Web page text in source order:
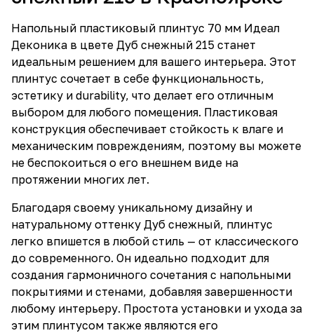
Напольный пластиковый плинтус 70 мм Идеал
Деконика в цвете Дуб снежный 215 станет
идеальным решением для вашего интерьера. Этот
плинтус сочетает в себе функциональность,
эстетику и durability, что делает его отличным
выбором для любого помещения. Пластиковая
конструкция обеспечивает стойкость к влаге и
механическим повреждениям, поэтому вы можете
не беспокоиться о его внешнем виде на
протяжении многих лет.
Благодаря своему уникальному дизайну и
натуральному оттенку Дуб снежный, плинтус
легко впишется в любой стиль — от классического
до современного. Он идеально подходит для
создания гармоничного сочетания с напольными
покрытиями и стенами, добавляя завершенности
любому интерьеру. Простота установки и ухода за
этим плинтусом также являются его